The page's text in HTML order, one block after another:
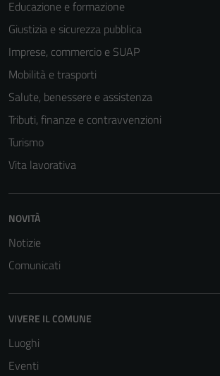
Educazione e formazione
Giustizia e sicurezza pubblica
Imprese, commercio e SUAP
Mobilità e trasporti
Salute, benessere e assistenza
Tributi, finanze e contravvenzioni
Turismo
Vita lavorativa
NOVITÀ
Notizie
Comunicati
VIVERE IL COMUNE
Luoghi
Eventi